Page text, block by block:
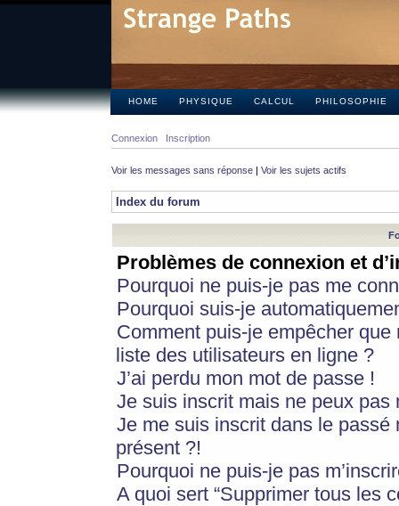
HOME PHYSIQUE CALCUL PHILOSOPHIE
Connexion Inscription
Voir les messages sans réponse | Voir les sujets actifs
Index du forum
Problèmes de connexion et
Pourquoi ne puis-je pas me
Pourquoi suis-je
Comment puis-je empêcher
liste des utilisateurs en ligne ?
J’ai perdu mon mot de passe !
Je suis inscrit mais ne peux pas
Je me suis inscrit dans le
présent ?!
Pourquoi ne puis-je pas
A quoi sert “Supprimer tous les